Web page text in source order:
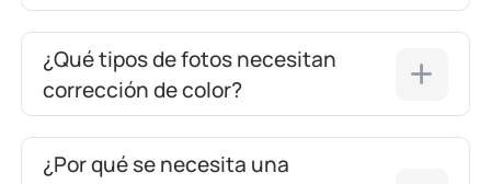
¿Qué tipos de fotos necesitan
corrección de color?
¿Por qué se necesita una